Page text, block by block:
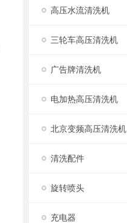
高压水流清洗机
三轮车高压清洗机
广告牌清洗机
电加热高压清洗机
北京变频高压清洗机
清洗配件
旋转喷头
充电器